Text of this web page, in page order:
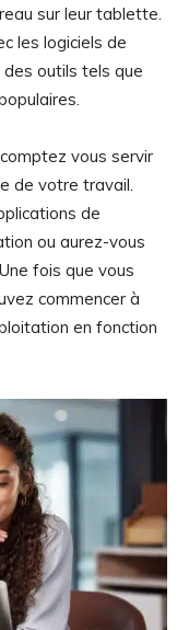
sur leur tablette.
les logiciels de
outils tels que
vous servir
de votre travail.
de
ou aurez-vous
fois que vous
commencer à
en fonction